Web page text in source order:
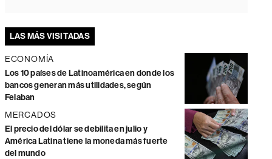
LAS MÁS VISITADAS
ECONOMÍA
Los 10 países de Latinoamérica en donde los
bancos generan más utilidades, según
Felaban
MERCADOS
El precio del dólar se debilita en julio y
América Latina tiene la moneda más fuerte
del mundo